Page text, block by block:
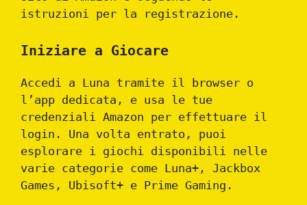
istruzioni per la registrazione.
Iniziare a Giocare
Accedi a Luna tramite il browser o
l’app dedicata, e usa le tue
credenziali Amazon per effettuare il
login. Una volta entrato, puoi
esplorare i giochi disponibili nelle
varie categorie come Luna+, Jackbox
Games, Ubisoft+ e Prime Gaming.